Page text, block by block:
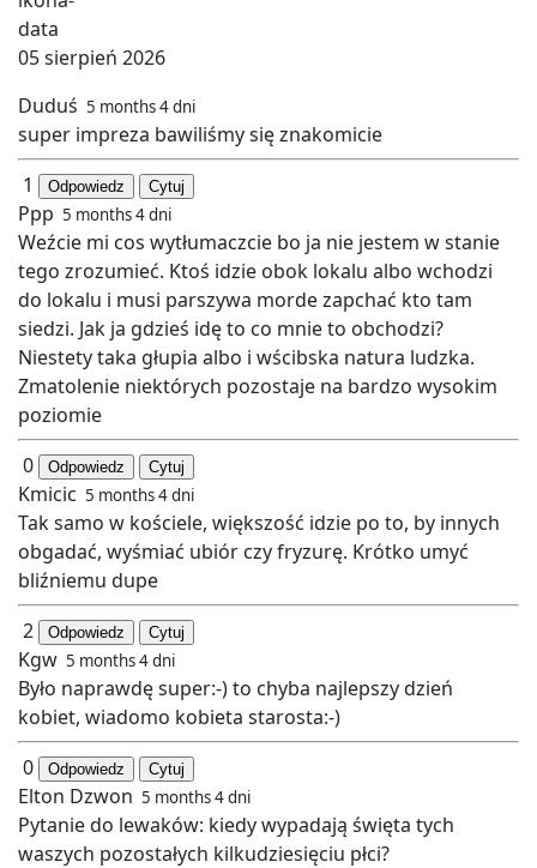
05 sierpień 2026
Duduś 5 months 4 dni
super impreza bawiliśmy się znakomicie
1
Odpowiedz Cytuj
Ppp 5 months 4 dni
Weźcie mi cos wytłumaczcie bo ja nie jestem w stanie
tego zrozumieć. Ktoś idzie obok lokalu albo wchodzi
do lokalu i musi parszywa morde zapchać kto tam
siedzi. Jak ja gdzieś idę to co mnie to obchodzi?
Niestety taka głupia albo i wścibska natura ludzka.
Zmatolenie niektórych pozostaje na bardzo wysokim
poziomie
0
Odpowiedz Cytuj
Kmicic 5 months 4 dni
Tak samo w kościele, większość idzie po to, by innych
obgadać, wyśmiać ubiór czy fryzurę. Krótko umyć
bliźniemu dupe
2
Odpowiedz Cytuj
Kgw 5 months 4 dni
Było naprawdę super:-) to chyba najlepszy dzień
kobiet, wiadomo kobieta starosta:-)
0
Odpowiedz Cytuj
Elton Dzwon 5 months 4 dni
Pytanie do lewaków: kiedy wypadają święta tych
waszych pozostałych kilkudziesięciu płci?